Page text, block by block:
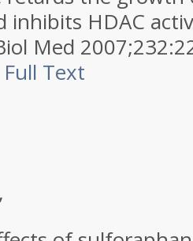
inhibits HDAC
Med 2007;232:
Full Text
,